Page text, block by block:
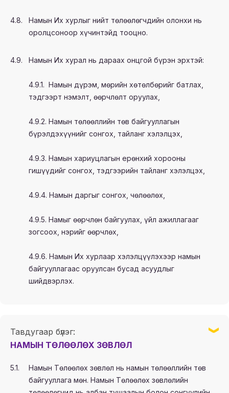
4.8.
Намын Их хурлыг нийт төлөөлөгчдийн олонхи нь
оролцсоноор хүчинтэйд тооцно.
4.9. Намын Их хурал нь дараах онцгой бүрэн эрхтэй:
4.9.1. Намын дүрэм, мөрийн хөтөлбөрийг батлах,
тэдгээрт нэмэлт, өөрчлөлт оруулах,
4.9.2. Намын төлөөллийн төв байгууллагын
бүрэлдэхүүнийг сонгох, тайланг хэлэлцэх,
4.9.3. Намын хариуцлагын ерөнхий хорооны
гишүүдийг сонгох, тэдгээрийн тайланг хэлэлцэх,
4.9.4. Намын даргыг сонгох, чөлөөлөх,
4.9.5. Намыг өөрчлөн байгуулах, үйл ажиллагааг
зогсоох, нэрийг өөрчлөх,
4.9.6. Намын Их хурлаар хэлэлцүүлэхээр намын
байгууллагаас оруулсан бусад асуудлыг
шийдвэрлэх.
Тавдугаар бүлэг:
НАМЫН ТӨЛӨӨЛӨХ ЗӨВЛӨЛ
5.1.
Намын Төлөөлөх зөвлөл нь намын төлөөллийн төв
байгууллага мөн. Намын Төлөөлөх зөвлөлийн